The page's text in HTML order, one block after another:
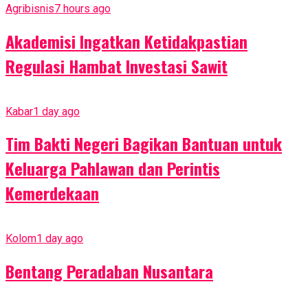
Agribisnis7 hours ago
Akademisi Ingatkan Ketidakpastian
Regulasi Hambat Investasi Sawit
Kabar1 day ago
Tim Bakti Negeri Bagikan Bantuan untuk
Keluarga Pahlawan dan Perintis
Kemerdekaan
Kolom1 day ago
Bentang Peradaban Nusantara